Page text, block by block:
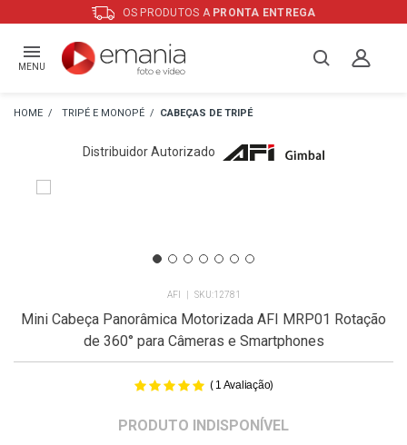
OS PRODUTOS A PRONTA ENTREGA
MENU
TRIPÉ E MONOPÉ CABEÇAS DE TRIPÉ
Distribuidor Autorizado
AFI 12781
Mini Cabeça Panorâmica Motorizada AFI MRP01 Rotação
de 360° para Câmeras e Smartphones
( 1 Avaliação)